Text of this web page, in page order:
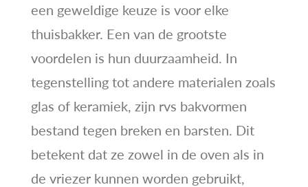
een geweldige keuze is voor elke
thuisbakker. Een van de grootste
voordelen is hun duurzaamheid. In
tegenstelling tot andere materialen zoals
glas of keramiek, zijn rvs bakvormen
bestand tegen breken en barsten. Dit
betekent dat ze zowel in de oven als in
de vriezer kunnen worden gebruikt,